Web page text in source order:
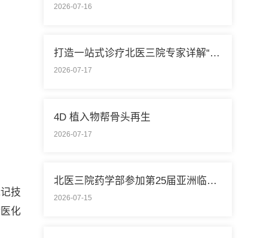
技
化
2026-07-16
打造一站式诊疗北医三院专家详解“控糖”新模式
2026-07-17
4D 植入物帮骨头再生
2026-07-17
北医三院药学部参加第25届亚洲临床药学大会
2026-07-15